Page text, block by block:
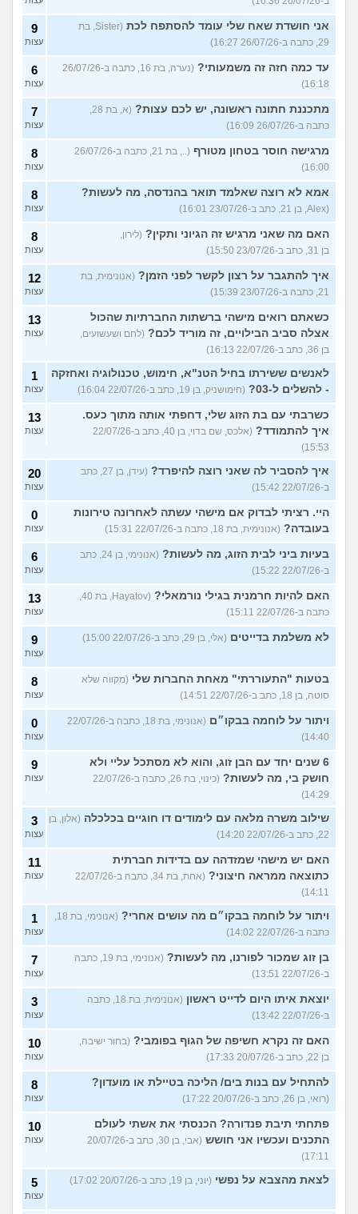
אני חושדת שאח שלי עומד להסתפח לכת
(Sister, בת
29, כתבה ב-26/07/26 16:27)
9
עצות
עד כמה חזה זה משמעותי?
(נערה, בת 16, כתבה ב-26/07/26
16:18)
6
עצות
מתכננת חתונה ראשונה, יש לכם עצות?
כתבה ב-26/07/26 16:09)
7
עצות
מרגישה חוסר בטחון מטורף
(.., בת 21, כתבה ב-26/07/26
16:00)
8
עצות
אמא לא רוצה שאלמד תואר בהנדסה, מה לעשות?
(Alex, בן 21, כתב ב-23/07/26 16:01)
8
עצות
האם מה שאני מרגיש זה הגיוני ותקין? (לירון,
בן 31, כתב ב-23/07/26 15:50)
8
עצות
איך להתגבר על רצון לקשר לפני הזמן? (אנונימית, בת
21, כתבה ב-23/07/26 15:39)
12
עצות
כשאתם רואים מישהי ברשתות החברתיות שהכול
אצלה סביב הבילויים, זה מוריד לכם? (לחם ושעשועים,
בן 36, כתב ב-22/07/26 16:13)
13
עצות
לאנשים ששירתו בחיל הטנ"א, חימוש, טכנולוגיה ואחזקה
- להשלים ל-03?
(חימושניק, בן 19, כתב ב-22/07/26 16:04)
1
עצות
כשרבתי עם בת הזוג שלי, דחפתי אותה מתוך כעס.
איך להתמודד?
(אלכס, שם בדוי, בן 40, כתב ב-22/07/26
15:53)
13
עצות
איך להסביר לה שאני רוצה להיפרד?
(עידן, בן 27, כתב
ב-22/07/26 15:42)
20
עצות
היי. רציתי לבדוק אם מישהי עשתה לאחרונה טירונות
בעובדה? (אנונימית, בת 18, כתבה ב-22/07/26 15:31)
0
עצות
בעיות ביני לבית הזוג, מה לעשות?
(אנונימי, בן 24, כתב
ב-22/07/26 15:22)
6
עצות
האם להיות חרמנית בגילי נורמאלי?
כתבה ב-22/07/26 15:11)
13
עצות
לא משלמת בדייטים (אלי, בן 29, כתב ב-22/07/26 15:00) 9
עצות
בטעות "התעוררתי" מאחת החברות שלי (מקווה שלא
סוטה, בן 18, כתב ב-22/07/26 14:51)
8
עצות
ויתור על לוחמה בבקו״ם
(אנונימי, בת 18, כתבה ב-22/07/26
14:40)
0
עצות
6 שנים יחד עם הבן זוג, והוא לא מסתכל עליי ולא
חושק בי, מה לעשות?
(כינוי, בת 26, כתבה ב-22/07/26
14:29)
9
עצות
שילוב משרה מלאה עם לימודים דו חוגיים בכלכלה (אלון, בן
22, כתב ב-22/07/26 14:20)
3
עצות
האם יש מישהי שמזדהה עם בדידות חברתית
כתוצאה ממראה חיצוני?
(אחת, בת 34, כתבה ב-22/07/26
14:11)
11
עצות
ויתור על לוחמה בבקו״ם מה עושים אחרי?
כתבה ב-22/07/26 14:02)
1
עצות
בן זוג שמכור לפורנו, מה לעשות?
(אנונימי, בת 19, כתבה
ב-22/07/26 13:51)
7
עצות
יוצאת איתו היום לדייט ראשון
(אנונימית, בת 18, כתבה
ב-22/07/26 13:42)
3
עצות
האם זה נקרא חשיפה של הגוף בפומבי? (בחור ישיבה,
בן 22, כתב ב-20/07/26 17:33)
10
עצות
להתחיל עם בנות בים/ הליכה בטיילת או מועדון?
(רואי, בן 26, כתב ב-20/07/26 17:22)
8
עצות
פתחתי תיבת פנדורה? הכנסתי את אשתי לעולם
התכנים ועכשיו אני חושש
(אבי, בן 30, כתב ב-20/07/26
17:11)
10
עצות
לצאת מהצבא על נפשי (יוני, בן 19, כתב ב-20/07/26 17:02) 5
עצות